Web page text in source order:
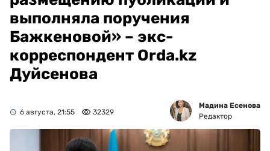
выполняла поручения
Бажкеновой» – экс-
корреспондент Orda.kz
Дуйсенова
6 августа, 21:55 32329
Мадина Есенова
Редактор